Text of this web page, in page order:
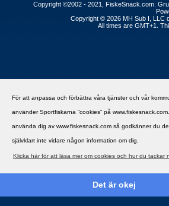
För att anpassa och förbättra våra tjänster och vår
använder Sportfiskarna ”cookies” på
använda dig av www.fiskesnack.com så godkänner du
självklart inte vidare någon information om dig.
Klicka här för att läsa mer om cookies och hur du tackar
Det är okej
Copyright ©2002 - 2021, FiskeSnack.com.
Copyright © 2026 MH Sub I, LLC
All times are GMT+1.